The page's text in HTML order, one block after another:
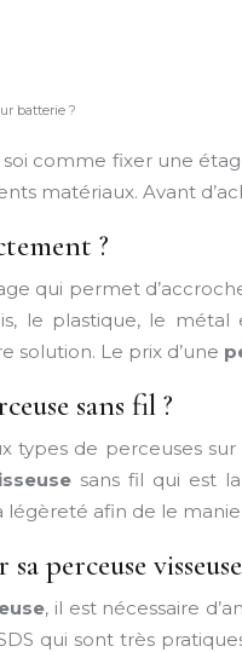
batterie ?
comme fixer une
matériaux. Avant
?
qui permet
le plastique, le
solution. Le prix d’une
sans fil ?
types de perceuses
sans fil qui est la
légèreté afin de le
perceuse
, il est nécessaire
qui sont très